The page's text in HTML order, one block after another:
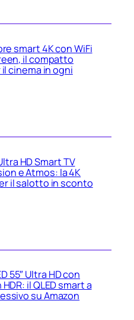
smart 4K con WiFi
il compatto
cinema in ogni
HD Smart TV
e Atmos: la 4K
il salotto in sconto
55″ Ultra HD con
il QLED smart a
su Amazon